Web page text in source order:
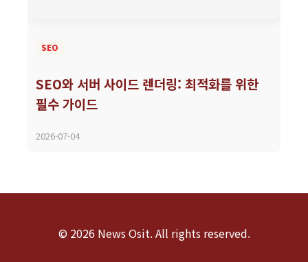
SEO
SEO와 서버 사이드 렌더링: 최적화를 위한
필수 가이드
2026-07-04
© 2026 News Osit. All rights reserved.